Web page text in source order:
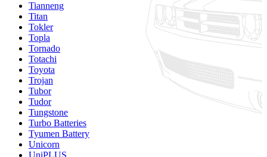
Tianneng
Titan
Tokler
Topla
Tornado
Totachi
Toyota
Trojan
Tubor
Tudor
Tungstone
Turbo Batteries
Tyumen Battery
Unicorn